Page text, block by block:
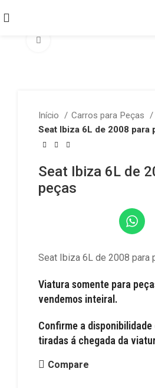
Início Carros para Peças
Seat Ibiza 6L de 2008 para
Seat Ibiza 6L de
peças
Seat Ibiza 6L de 2008 para
Viatura somente para
vendemos inteiral.
Confirme a
tiradas á chegada da
Compare